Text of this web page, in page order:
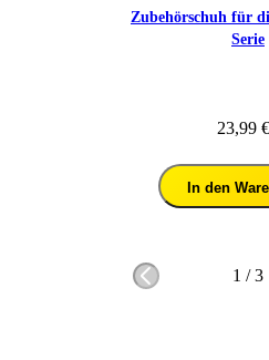
Zubehörschuh für
Serie
23,99 €
In den
1 /3